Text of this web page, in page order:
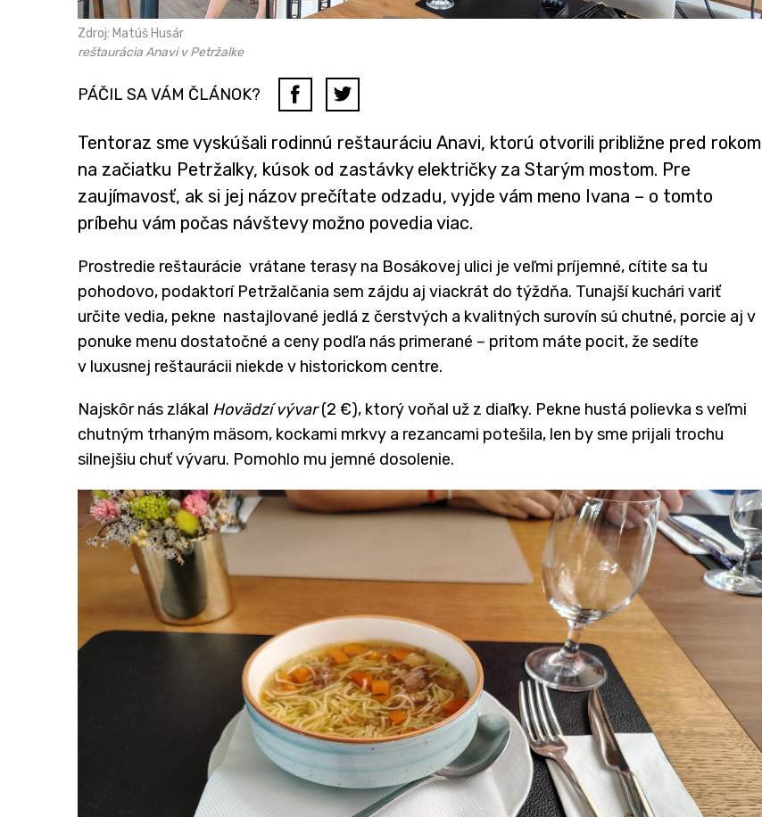
Zdroj: Matúš Husár
reštaurácia Anavi v Petržalke
PÁČIL SA VÁM ČLÁNOK?
Tentoraz sme vyskúšali rodinnú reštauráciu Anavi, ktorú otvorili približne pred rokom
na začiatku Petržalky, kúsok od zastávky električky za Starým mostom. Pre
zaujímavosť, ak si jej názov prečítate odzadu, vyjde vám meno Ivana – o tomto
príbehu vám počas návštevy možno povedia viac.
Prostredie reštaurácie vrátane terasy na Bosákovej ulici je veľmi príjemné, cítite sa tu
pohodovo, podaktorí Petržalčania sem zájdu aj viackrát do týždňa. Tunajší kuchári variť
určite vedia, pekne nastajlované jedlá z čerstvých a kvalitných surovín sú chutné, porcie aj v
ponuke menu dostatočné a ceny podľa nás primerané – pritom máte pocit, že sedíte
v luxusnej reštaurácii niekde v historickom centre.
Najskôr nás zlákal Hovädzí vývar(2 €), ktorý voňal už z diaľky. Pekne hustá polievka s veľmi
chutným trhaným mäsom, kockami mrkvy a rezancami potešila, len by sme prijali trochu
silnejšiu chuť vývaru. Pomohlo mu jemné dosolenie.